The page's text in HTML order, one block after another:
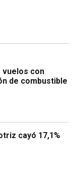
vuelos con
de combustible
cayó 17,1%